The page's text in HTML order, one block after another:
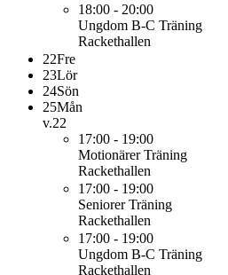
18:00 - 20:00
Ungdom B-C Träning
Rackethallen
22Fre
23Lör
24Sön
25Mån
v.22
17:00 - 19:00
Motionärer Träning
Rackethallen
17:00 - 19:00
Seniorer Träning
Rackethallen
17:00 - 19:00
Ungdom B-C Träning
Rackethallen